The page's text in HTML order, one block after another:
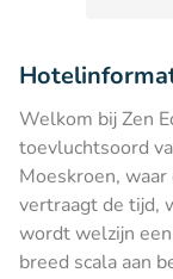
Welkom bij Zen
toevluchtsoord
Moeskroen,
vertraagt de tijd,
wordt welzijn
breed scala aan